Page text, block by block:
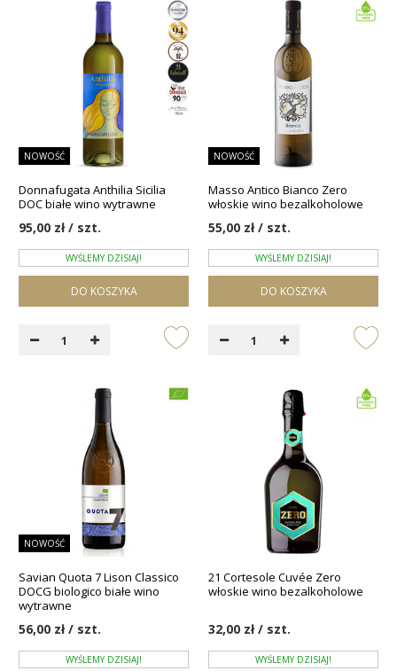
NOWOŚĆ
Donnafugata Anthilia Sicilia
DOC białe wino wytrawne
95,00 zł / szt.
WYŚLEMY DZISIAJ!
DO KOSZYKA
NOWOŚĆ
Masso Antico Bianco Zero
włoskie wino bezalkoholowe
55,00 zł / szt.
WYŚLEMY DZISIAJ!
DO KOSZYKA
NOWOŚĆ
Savian Quota 7 Lison Classico
DOCG biologico białe wino
wytrawne
56,00 zł / szt.
WYŚLEMY DZISIAJ!
21 Cortesole Cuvée Zero
włoskie wino bezalkoholowe
32,00 zł / szt.
WYŚLEMY DZISIAJ!